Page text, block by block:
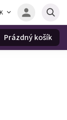
Prázdný košík